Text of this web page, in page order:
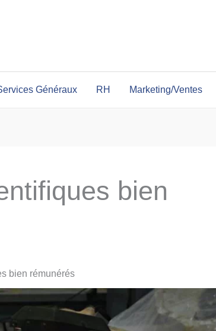
Généraux RH Marketing/Ventes
bien
bien rémunérés